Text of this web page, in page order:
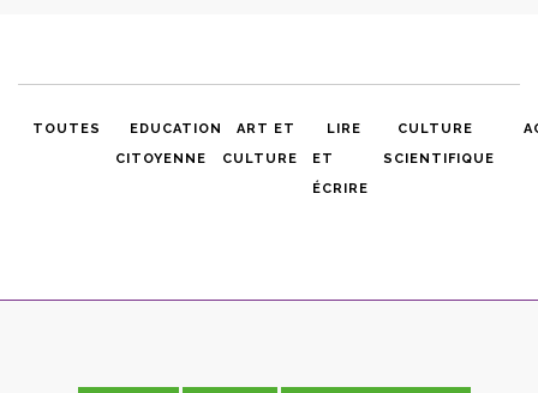
CONTACT
TOUTES
EDUCATION
CITOYENNE
ART ET
CULTURE
LIRE
ET
ÉCRIRE
CULTURE
SCIENTIFIQUE